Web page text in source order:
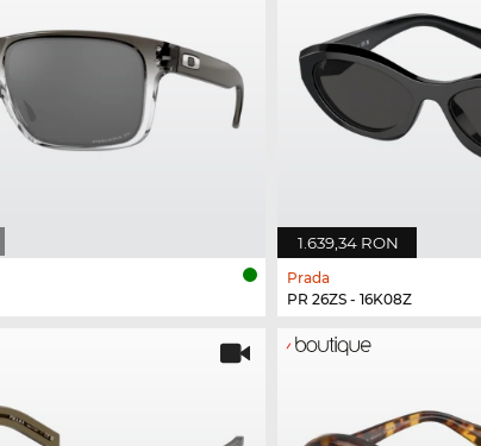
1.639,34 RON
Prada
PR 26ZS - 16K08Z